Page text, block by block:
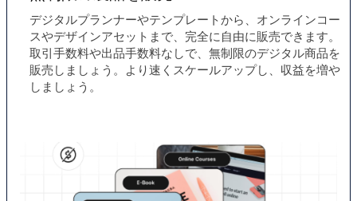
デジタルプランナーやテンプレートから、オンラインコー
スやデザインアセットまで、完全に自由に販売できます。
取引手数料や出品手数料なしで、無制限のデジタル商品を
販売しましょう。より速くスケールアップし、収益を増や
しましょう。